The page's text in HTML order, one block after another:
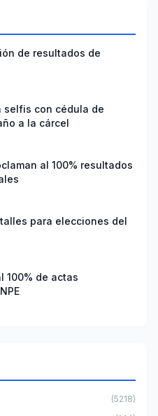
de
selfis con cédula de
a la cárcel
al 100% resultados
para elecciones del
100% de actas
(5218)